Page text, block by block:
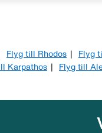
Flyg till Rhodos Flyg
Karpathos Flyg till